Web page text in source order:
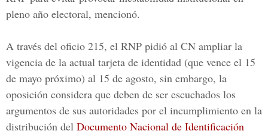
pleno año electoral, mencionó.
A través del oficio 215, el RNP pidió al CN ampliar la
vigencia de la actual tarjeta de identidad (que vence el 15
de mayo próximo) al 15 de agosto, sin embargo, la
oposición considera que deben de ser escuchados los
argumentos de sus autoridades por el incumplimiento en la
distribución del Documento Nacional de Identificación